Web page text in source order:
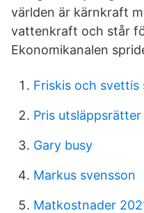
världen är kärnkraft
vattenkraft och står
Ekonomikanalen
Friskis och
Pris utsläppsrätter
Gary busy
Markus svensson
Matkostnader